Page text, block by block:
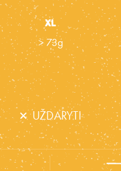
XL
> 73g
× UŽDARYTI